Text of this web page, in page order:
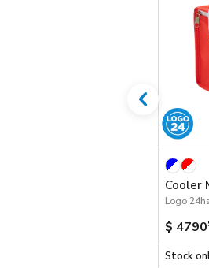
Cooler
Logo
$ 4790
Stock